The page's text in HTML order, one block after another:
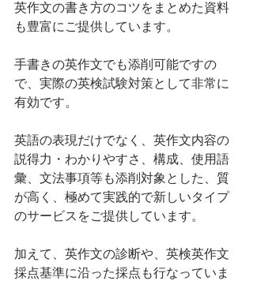
英作文の書き方のコツをまとめた資料
も豊富にご提供しています。
手書きの英作文でも添削可能ですの
で、実際の英検試験対策として非常に
有効です。
英語の表現だけでなく、英作文内容の
説得力・わかりやすさ、構成、使用語
彙、文法事項等も添削対象とした、質
が高く、極めて実践的で新しいタイプ
のサービスをご提供しています。
加えて、英作文の診断や、英検英作文
採点基準に沿った採点も行なっていま